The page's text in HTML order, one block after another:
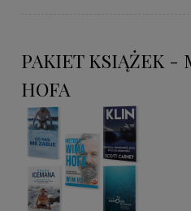
PAKIET KSIĄŻEK -
HOFA